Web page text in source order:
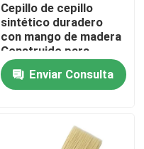
Cepillo de cepillo
sintético duradero
con mango de madera
Construido para
soportar tareas de
limpieza y
mantenimiento
Enviar Consulta